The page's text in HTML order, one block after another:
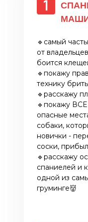
🔹самый
от
боится
🔹покажу
технику
🔹расскажу
🔹покажу
опасные
собаки,
новички -
соски,
🔹расскажу
спаниелей и
одной из
груминге👹